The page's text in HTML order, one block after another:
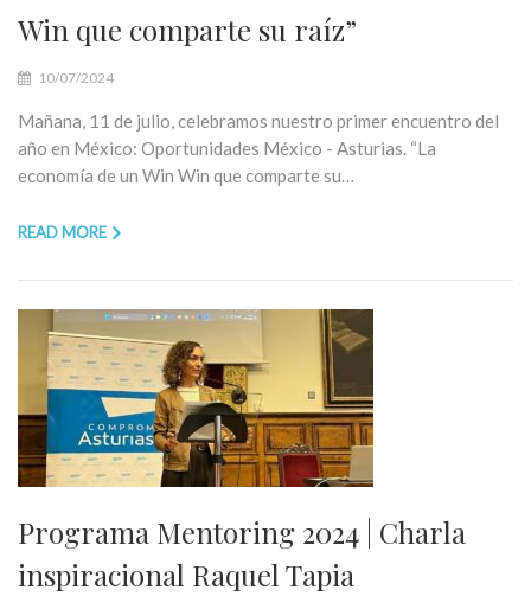
Win que comparte su raíz”
10/07/2024
Mañana, 11 de julio, celebramos nuestro primer encuentro del
año en México: Oportunidades México - Asturias. “La
economía de un Win Win que comparte su…
READ MORE
Programa Mentoring 2024 | Charla
inspiracional Raquel Tapia